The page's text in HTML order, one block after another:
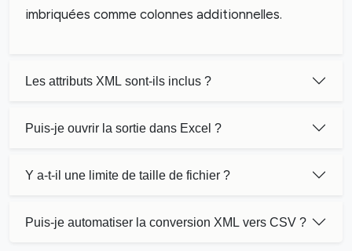
imbriquées comme colonnes additionnelles.
Les attributs XML sont-ils inclus ?
Puis-je ouvrir la sortie dans Excel ?
Y a-t-il une limite de taille de fichier ?
Puis-je automatiser la conversion XML vers CSV ?